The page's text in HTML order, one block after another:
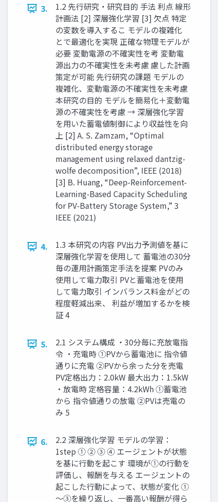
3.
1.2 先行研究・研究目的 手法 利点 線形
計画法 [2] 深層強化学習 [3] 欠点 特定
の変数を導入するこ モデルの複雑化
とで最適化を実現 正確な物理モデルが
必要 変動電源の不確実性を考 変動電
源出力の不確実性を未考慮 慮した計画
策定が可能 先行研究の課題 モデルの
複雑化、変動電源の不確実性を未考慮
本研究の目的 モデルを簡易化＋変動電
源の不確実性を考慮 → 深層強化学習
を用いた蓄電値制御により収益性を向
上 [2] A. S. Zamzam, “Optimal
distributed energy storage
management using relaxed dantzig-
wolfe decomposition”, IEEE (2018)
[3] B. Huang, “Deep-Reinforcement-
Learning-Based Capacity Scheduling
for PV-Battery Storage System,” 3
IEEE (2021)
4.
1.3 本研究の内容 PV出力予測値を基に
深層強化学習を使用して 蓄電池の30分
毎の運用計画策定手法を提案 PVのみ
使用して電力取引 PVと蓄電池を使用
して電力取引 インバランス料金がどの
程度軽減出来、 利益が増加するかを検
証 4
5.
2.1 システム構成 ・30分毎に充放電指
令 ・充電時 ①PVから蓄電池に 指令値
通りに充電 ②PVから余った分を売電
PV定格出力：2.0kW 最大出力：1.5kW
・放電時 定格容量：4.2kWh ①蓄電池
から 指令値通りの放電 ②PVは売電の
み 5
6.
2.2 深層強化学習 モデルの学習：
1step ① ② ③ ④ エージェントが状態
を基に行動を起こす 環境が①の行動を
評価し、報酬を与える エージェントの
起こした行動によって、状態が変化 ①
～③を繰り返し、一番高い報酬が得ら